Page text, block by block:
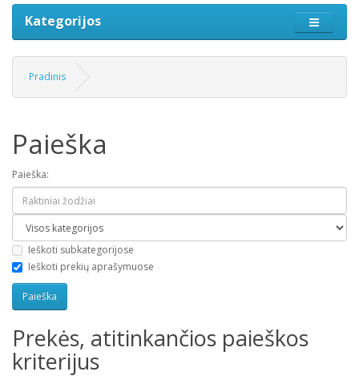
Kategorijos
Pradinis
Paieška
Paieška:
Ieškoti subkategorijose
Ieškoti prekių aprašymuose
Prekės, atitinkančios paieškos
kriterijus